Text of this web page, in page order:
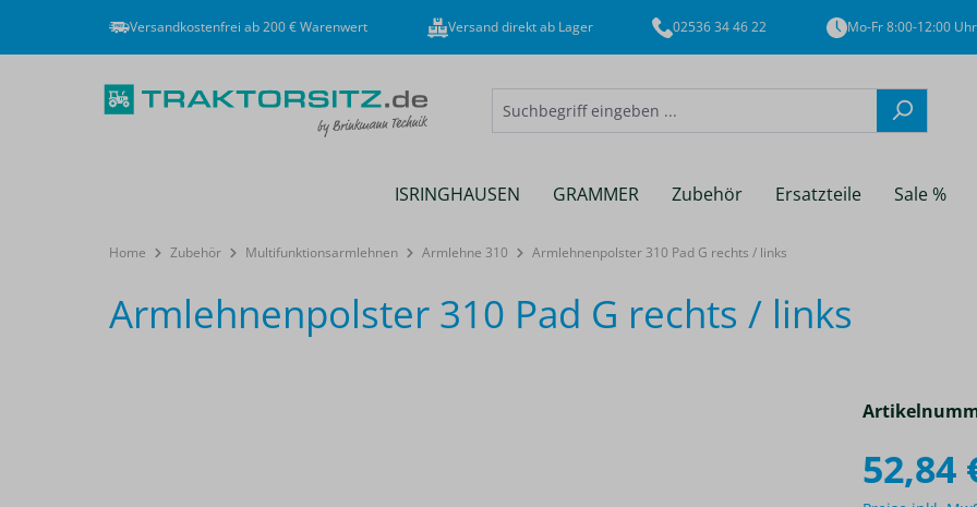
Versandkostenfrei ab 200 € Warenwert Versand direkt ab Lager 02536 34 46 22 Mo-Fr 8:00-12:00
ISRINGHAUSEN GRAMMER Zubehör Ersatzteile Sale %
Home Zubehör Multifunktionsarmlehnen Armlehne 310 Armlehnenpolster 310 Pad G rechts / links
Armlehnenpolster 310 Pad G rechts / links
52,84